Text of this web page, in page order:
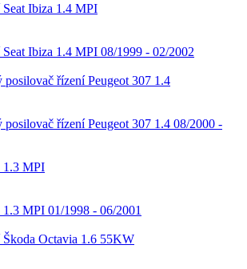
Ibiza 1.4 MPI
Ibiza 1.4 MPI 08/1999 - 02/2002
řízení Peugeot 307 1.4
řízení Peugeot 307 1.4 08/2000 -
1.3 MPI
MPI 01/1998 - 06/2001
Octavia 1.6 55KW